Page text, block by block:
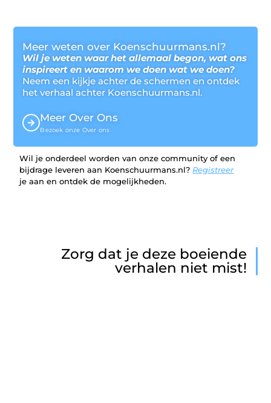
Meer weten over Koenschuurmans.nl?
Wil je weten waar het allemaal begon, wat ons
inspireert en waarom we doen wat we doen?
Neem een kijkje achter de schermen en ontdek
het verhaal achter Koenschuurmans.nl.
Meer Over Ons
Bezoek onze Over ons
Wil je onderdeel worden van onze community of een
bijdrage leveren aan Koenschuurmans.nl? Registreer
je aan en ontdek de mogelijkheden.
Zorg dat je deze boeiende
verhalen niet mist!